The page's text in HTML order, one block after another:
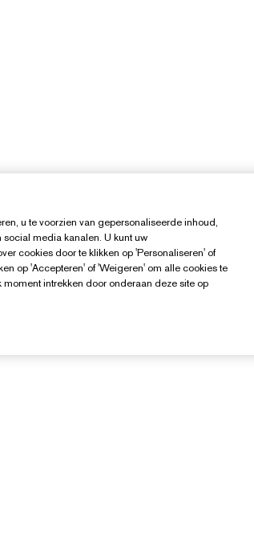
u te voorzien van gepersonaliseerde inhoud,
media kanalen. U kunt uw
cookies door te klikken op 'Personaliseren' of
op 'Accepteren' of 'Weigeren' om alle cookies te
intrekken door onderaan deze site op